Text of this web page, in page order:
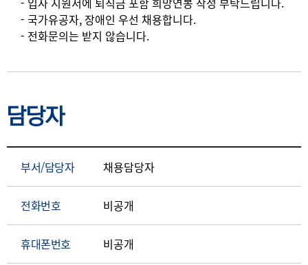
- 국가유공자, 장애인 우선 채용합니다.
- 전화문의는 받지 않습니다.
담당자
부서/담당자 채용담당자
전화번호 비공개
휴대폰번호 비공개